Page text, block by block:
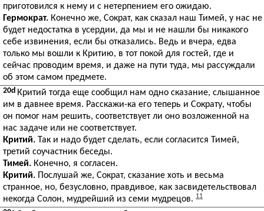
приготовился к нему и с нетерпением его ожидаю.
Гермократ. Конечно же, Сократ, как сказал наш Тимей, у нас не
будет недостатка в усердии, да мы и не нашли бы никакого
себе извинения, если бы отказались. Ведь и вчера, едва
только мы вошли к Критию, в тот покой для гостей, где и
сейчас проводим время, и даже на пути туда, мы рассуждали
об этом самом предмете.
20d Критий тогда еще сообщил нам одно сказание, слышанное
им в давнее время. Расскажи-ка его теперь и Сократу, чтобы
он помог нам решить, соответствует ли оно возложенной на
нас задаче или не соответствует.
Критий. Так и надо будет сделать, если согласится Тимей,
третий соучастник беседы.
Тимей. Конечно, я согласен.
Критий. Послушай же, Сократ, сказание хоть и весьма
странное, но, безусловно, правдивое, как засвидетельствовал
некогда Солон, мудрейший из семи мудрецов. 11